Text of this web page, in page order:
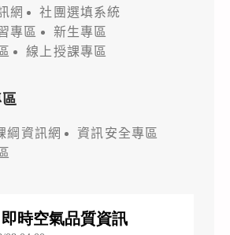
網
社團選填系統
專區
新生專區
線上授課專區
綱資訊網
資訊安全專區